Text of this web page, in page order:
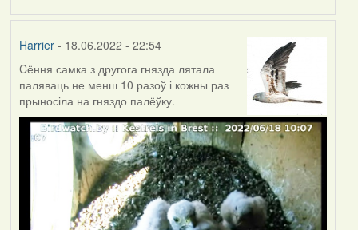
Harrier- 18.06.2022 - 22:54
Cёння самка з другога гнязда лятала
паляваць не менш 10 разоў і кожны раз
прыносіла на гняздо палёўку.